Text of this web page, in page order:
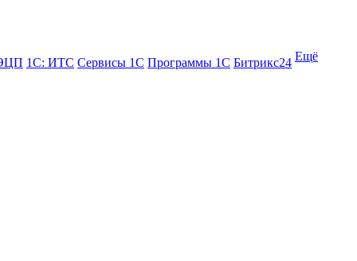
1С: ИТС Сервисы 1С Программы 1С Битрикс24 Ещё